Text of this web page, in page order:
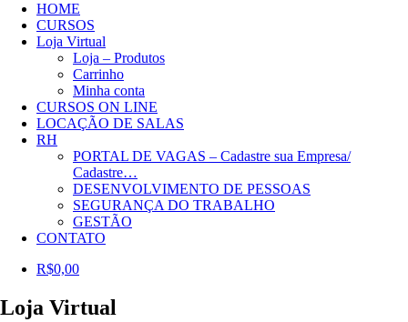
HOME
CURSOS
Loja Virtual
Loja – Produtos
Carrinho
Minha conta
CURSOS ON LINE
LOCAÇÃO DE SALAS
RH
PORTAL DE VAGAS – Cadastre sua Empresa/
Cadastre…
DESENVOLVIMENTO DE PESSOAS
SEGURANÇA DO TRABALHO
GESTÃO
CONTATO
R$0,00
Loja Virtual